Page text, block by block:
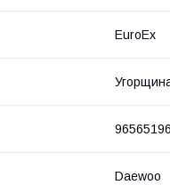
EuroEx
Daewoo